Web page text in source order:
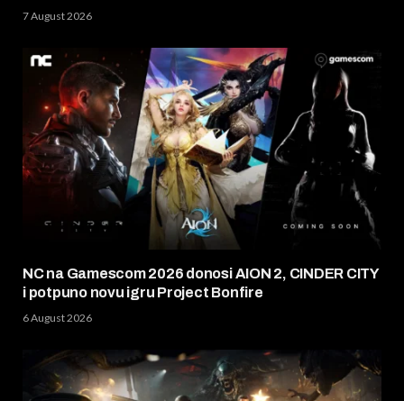
7 August 2026
NC na Gamescom 2026 donosi AION 2, CINDER CITY
i potpuno novu igru Project Bonfire
6 August 2026